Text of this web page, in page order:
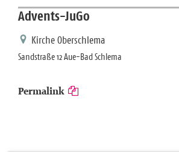
Advents-JuGo
Kirche Oberschlema
Sandstraße 12 Aue-Bad Schlema
Permalink